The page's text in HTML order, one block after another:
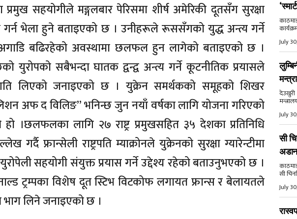
प्रमुख सहयोगीले मङ्गलबार पेरिसमा शीर्ष अमेरिकी दूतसँग सुरक्षा
गर्न भेला हुने बताइएको छ । उनीहरूले रूससँगको युद्ध अन्त्य गर्ने
बढिरहेको अवस्थामा छलफल हुन लागेको बताइएको छ ।
युरोपको सबैभन्दा घातक द्वन्द्व अन्त्य गर्ने कूटनीतिक प्रयासले
लिएको जनाइएको छ । युक्रेन समर्थकको समूहको शिखर
अफ द विलिङ” भनिन्छ जुन नयाँ वर्षका लागि योजना गरिएको
।छलफलका लागि २७ राष्ट्र प्रमुखसहित ३५ देशका प्रतिनिधि
गर्दै फ्रान्सेली राष्ट्रपति म्याक्रोनले युक्रेनको सुरक्षा ग्यारेन्टीमा
सहयोगी संयुक्त प्रयास गर्ने उद्देश्य रहेको बताउनुभएको छ ।
ट्रम्पका विशेष दूत स्टिभ विटकोफ लगायत फ्रान्स र बेलायतले
लिने जनाइएको छ ।
July
देउखुरी
July
सी
अडान
सी
July